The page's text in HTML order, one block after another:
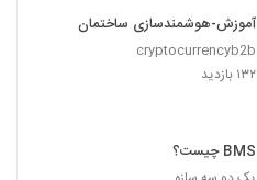
آموزش-هوشمندسازی ساختمان
cryptocurrencyb2b
۱۳۲ بازدید
BMS چیست؟